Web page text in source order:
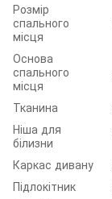
Розмір
спального
місця
Основа
спального
місця
Тканина
Ніша для
білизни
Каркас дивану
Підлокітник